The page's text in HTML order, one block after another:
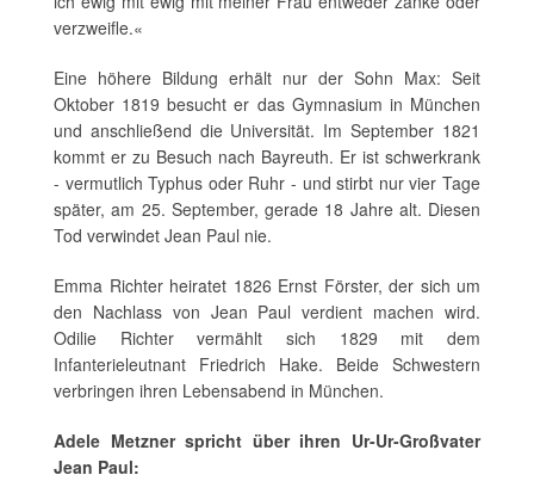
verzweifle.«
Eine höhere Bildung erhält nur der Sohn Max: Seit
Oktober 1819 besucht er das Gymnasium in München
und anschließend die Universität. Im September 1821
kommt er zu Besuch nach Bayreuth. Er ist schwerkrank
- vermutlich Typhus oder Ruhr - und stirbt nur vier Tage
später, am 25. September, gerade 18 Jahre alt. Diesen
Tod verwindet Jean Paul nie.
Emma Richter heiratet 1826 Ernst Förster, der sich um
den Nachlass von Jean Paul verdient machen wird.
Odilie Richter vermählt sich 1829 mit dem
Infanterieleutnant Friedrich Hake. Beide Schwestern
verbringen ihren Lebensabend in München.
Adele Metzner spricht über ihren Ur-Ur-Großvater
Jean Paul: